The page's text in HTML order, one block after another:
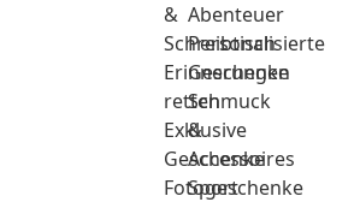
&
Schreibtisch
Erinnerungen
retten
Exklusive
Geschenke
Fotogeschenke
Abenteuer
Personalisierte
Geschenke
Schmuck
&
Accessoires
Sport